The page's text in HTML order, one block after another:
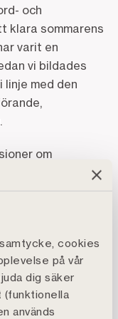
cookies
på vår
dig säker
används
och
klara sommarens
varit en
vi bildades
linje med den
om
till utdelning
föreslås
Bernt
som är
Bank,
Province, och